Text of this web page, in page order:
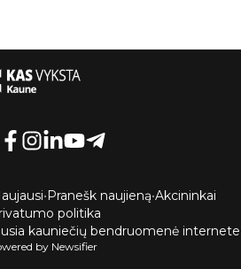
•Pranešk naujieną•Akcininkai
politika
kauniečių bendruomenė internete
by Newsifier